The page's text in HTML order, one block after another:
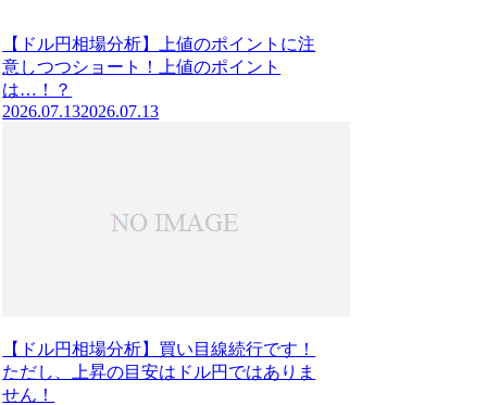
【ドル円相場分析】上値のポイントに注
意しつつショート！上値のポイント
は…！？
2026.07.132026.07.13
【ドル円相場分析】買い目線続行です！
ただし、上昇の目安はドル円ではありま
せん！